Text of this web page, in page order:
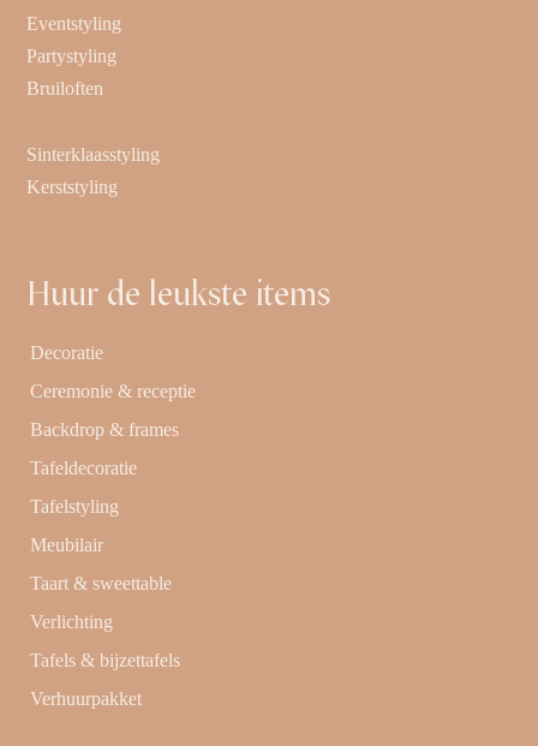
Eventstyling
Partystyling
Bruiloften
Sinterklaasstyling
Kerststyling
Huur de leukste items
Decoratie
Ceremonie & receptie
Backdrop & frames
Tafeldecoratie
Tafelstyling
Meubilair
Taart & sweettable
Verlichting
Tafels & bijzettafels
Verhuurpakket